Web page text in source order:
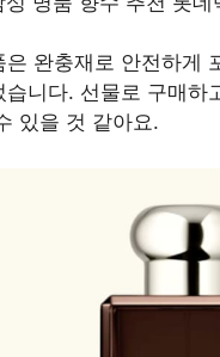
은 완충재로 안전하게
습니다. 선물로 구매하
있을 것 같아요.